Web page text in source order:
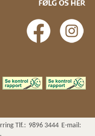
FØLG OS HER
Tlf.: 9896 3444 E-mail: